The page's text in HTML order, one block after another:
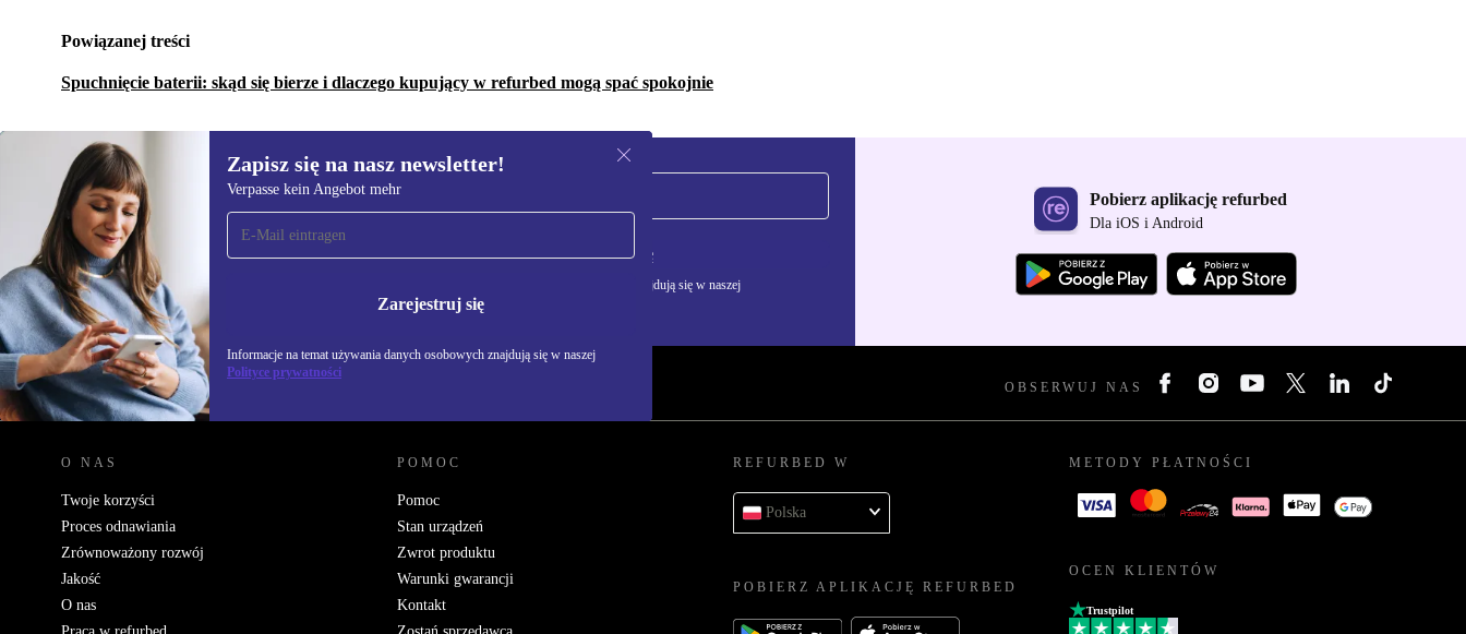
Powiązanej treści
Spuchnięcie baterii: skąd się bierze i dlaczego kupujący w refurbed mogą spać spokojnie
Zapisz się na nasz newsletter!
Verpasse kein Angebot mehr
Zarejestruj się
Informacje na temat używania danych osobowych znajdują się w naszej
Polityce prywatności
Zapisz się na nasz
newsletter!
Nie przegap żadnej oferty.
Zarejestruj się
Informacje na temat używania danych osobowych znajdują się w naszej
Polityce prywatności
Pobierz aplikację refurbed
Dla iOS i Android
REFURBED POLSKA - RETHINK NEW. OBSERWUJ NAS
O NAS
Twoje korzyści
Proces odnawiania
Zrównoważony rozwój
Jakość
O nas
POMOC
Pomoc
Stan urządzeń
Zwrot produktu
Warunki gwarancji
Kontakt
REFURBED W
Polska
POBIERZ APLIKACJĘ REFURBED
METODY PŁATNOŚCI
OCEN KLIENTÓW
Trustpilot